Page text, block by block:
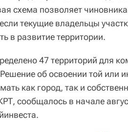
схема позволяет
текущие владельцы
в развитие территории.
47 территорий для
об освоении той или
как город, так и
сообщалось в начале